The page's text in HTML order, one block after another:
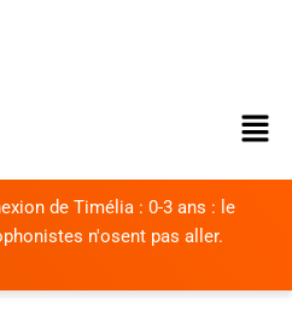
de Timélia : 0-3 ans : le
n'osent pas aller.